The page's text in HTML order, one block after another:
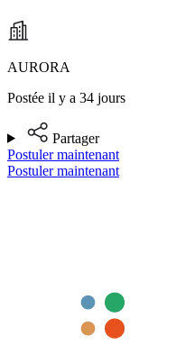
AURORA
Postée il y a 34 jours
Partager
Postuler maintenant
Postuler maintenant